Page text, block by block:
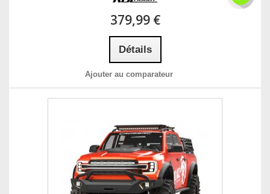
379,99 €
Détails
Ajouter au comparateur